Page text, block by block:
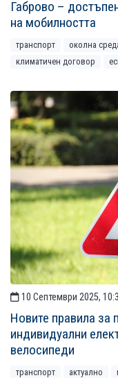
Габрово –
на мобилността
транспорт околна
климатичен договор
10 Септември 2025,
Новите правила
индивидуални
велосипеди
транспорт актуално